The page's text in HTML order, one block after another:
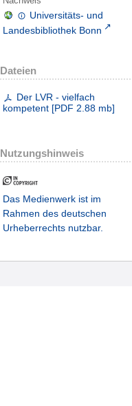
Universitäts- und
Landesbibliothek Bonn
Dateien
Der LVR - vielfach
kompetent [PDF 2.88 mb]
Nutzungshinweis
Das Medienwerk ist im
Rahmen des deutschen
Urheberrechts nutzbar.